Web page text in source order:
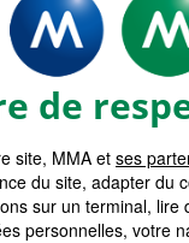
de
site, MMA etses
du site, adapter du
sur un terminal,
personnelles, votre